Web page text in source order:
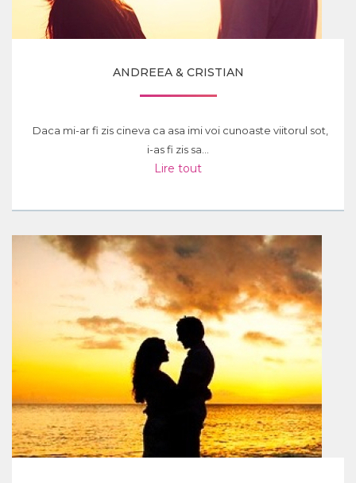
ANDREEA & CRISTIAN
Daca mi-ar fi zis cineva ca asa imi voi cunoaste viitorul sot,
i-as fi zis sa...
Lire tout